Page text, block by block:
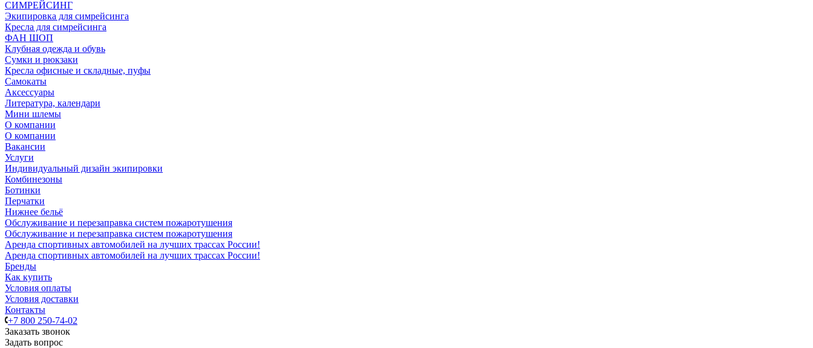
СИМРЕЙСИНГ
Экипировка для симрейсинга
Кресла для симрейсинга
ФАН ШОП
Клубная одежда и обувь
Сумки и рюкзаки
Кресла офисные и складные, пуфы
Самокаты
Аксессуары
Литература, календари
Мини шлемы
О компании
О компании
Вакансии
Услуги
Индивидуальный дизайн экипировки
Комбинезоны
Ботинки
Перчатки
Нижнее бельё
Обслуживание и перезаправка систем пожаротушения
Обслуживание и перезаправка систем пожаротушения
Аренда спортивных автомобилей на лучших трассах России!
Аренда спортивных автомобилей на лучших трассах России!
Бренды
Как купить
Условия оплаты
Условия доставки
Контакты
+7 800 250-74-02
Заказать звонок
Задать вопрос